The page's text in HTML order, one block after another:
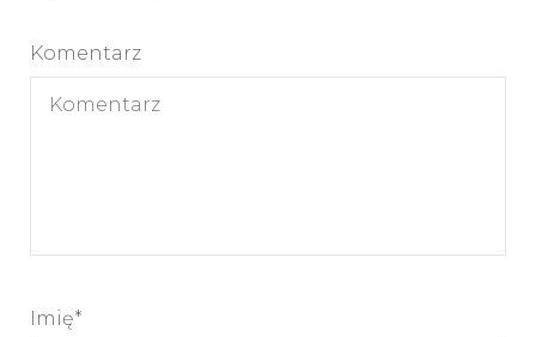
Komentarz
Imię*